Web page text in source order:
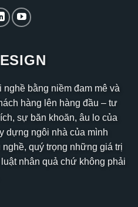
bằng niềm đam mê và
hàng lên hàng đầu – tư
sự băn khoăn, âu lo của
dựng ngôi nhà của mình
quý trọng những giá trị
nhân quả chứ không phải